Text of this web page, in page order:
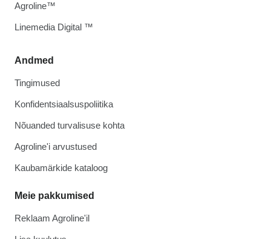
Andmed
Tingimused
Konfidentsiaalsuspoliitika
Nõuanded turvalisuse kohta
Agroline'i arvustused
Kaubamärkide kataloog
Meie pakkumised
Reklaam Agroline'il
Agroline™
Linemedia Digital ™